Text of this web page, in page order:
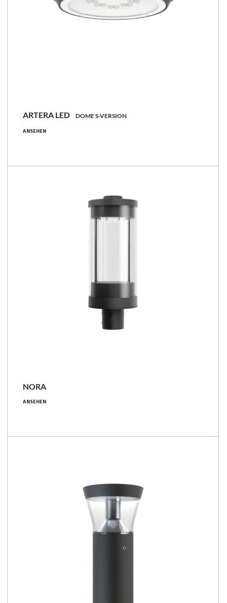
ARTERA LED DOME S-VERSION
ANSEHEN
21 - 107 [W]
90 - 168 [lm/W]
Familie vergleichen
NORA
ANSEHEN